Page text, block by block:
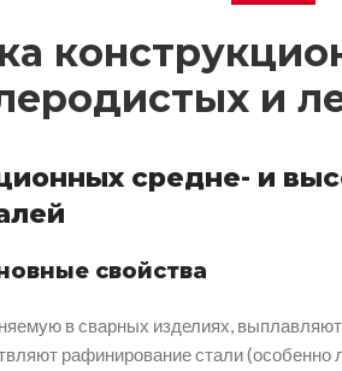
и
средне- и
свойства
в сварных изделиях,
рафинирование стали